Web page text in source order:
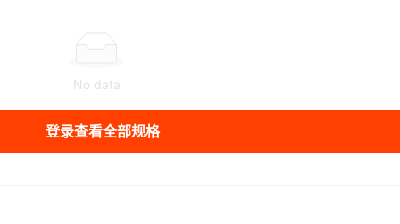
No data
登录查看全部规格